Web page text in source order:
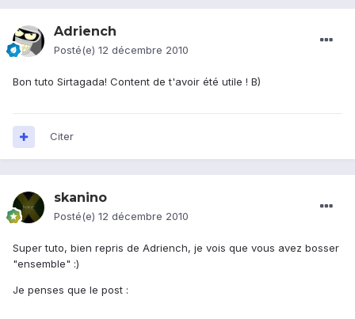
Adriench
Posté(e) 12 décembre 2010
Bon tuto Sirtagada! Content de t'avoir été utile ! B)
Citer
skanino
Posté(e) 12 décembre 2010
Super tuto, bien repris de Adriench, je vois que vous avez bosser
"ensemble" :)
Je penses que le post :